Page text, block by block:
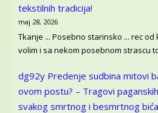
tekstilnih tradicija!
maj 28, 2026
Tkanje ... Posebno starinsko ... rec
volim i sa nekom posebnom strascu
dg92y Predenje sudbina mitovi
ovom postu? – Tragovi
svakog smrtnog i besmrtnog